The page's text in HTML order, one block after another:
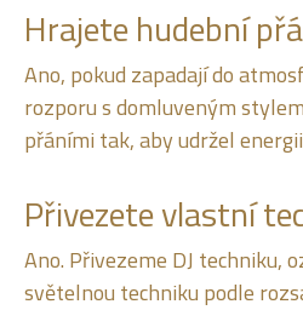
Hrajete hudební
Ano, pokud zapadají do
rozporu s domluveným
přáními tak, aby udržel
Přivezete vlastní
Ano. Přivezeme DJ techniku,
světelnou techniku podle